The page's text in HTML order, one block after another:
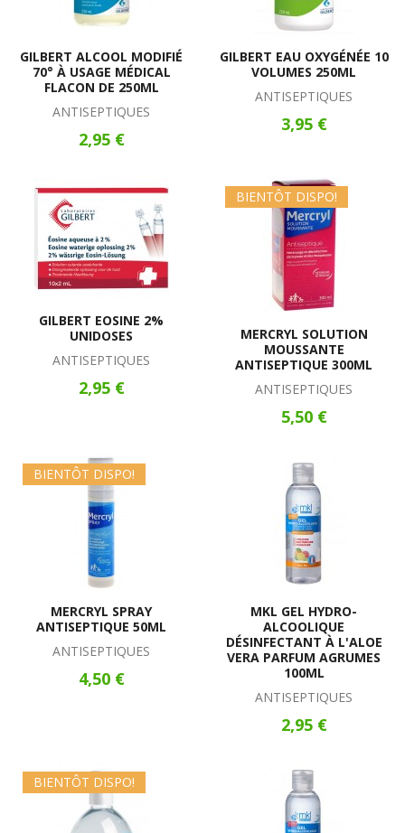
GILBERT ALCOOL MODIFIÉ
70° À USAGE MÉDICAL
FLACON DE 250ML
ANTISEPTIQUES
2,95 €
GILBERT EAU OXYGÉNÉE 10
VOLUMES 250ML
ANTISEPTIQUES
3,95 €
GILBERT EOSINE 2%
UNIDOSES
ANTISEPTIQUES
2,95 €
BIENTÔT DISPO!
MERCRYL SOLUTION
MOUSSANTE
ANTISEPTIQUE 300ML
ANTISEPTIQUES
5,50 €
BIENTÔT DISPO!
MERCRYL SPRAY
ANTISEPTIQUE 50ML
ANTISEPTIQUES
4,50 €
MKL GEL HYDRO-
ALCOOLIQUE
DÉSINFECTANT À L'ALOE
VERA PARFUM AGRUMES
100ML
ANTISEPTIQUES
2,95 €
BIENTÔT DISPO!